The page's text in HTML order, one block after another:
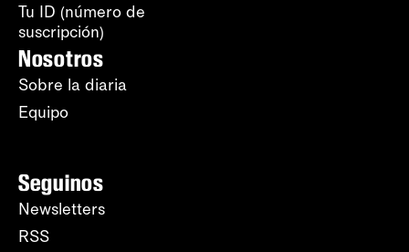
Tu ID (número de
suscripción)
Nosotros
Sobre la diaria
Equipo
Seguinos
Newsletters
RSS